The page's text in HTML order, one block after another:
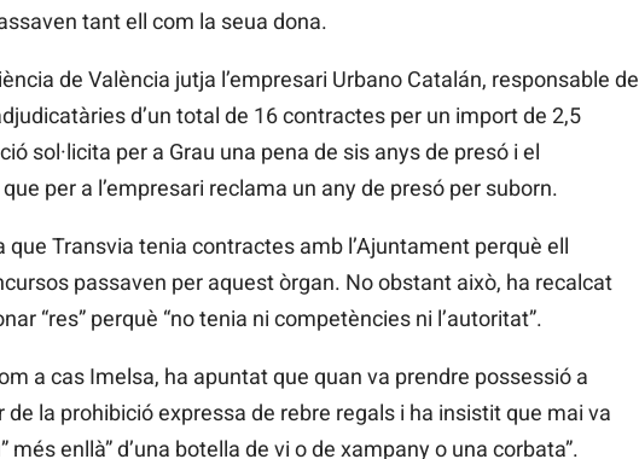
tant ell com la seua dona.
de València jutja l’empresari Urbano Catalán, responsable de
d’un total de 16 contractes per un import de 2,5
sol·licita per a Grau una pena de sis anys de presó i el
per a l’empresari reclama un any de presó per suborn.
que Transvia tenia contractes amb l’Ajuntament perquè ell
passaven per aquest òrgan. No obstant això, ha recalcat
“res” perquè “no tenia ni competències ni l’autoritat”.
a cas Imelsa, ha apuntat que quan va prendre possessió a
de la prohibició expressa de rebre regals i ha insistit que mai va
més enllà” d’una botella de vi o de xampany o una corbata”.